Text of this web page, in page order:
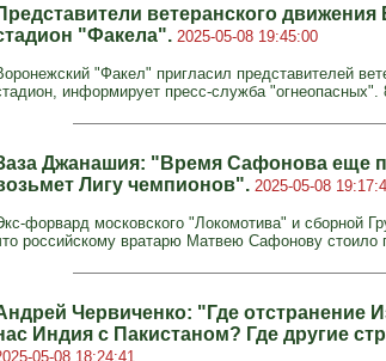
ветеранского
"Факела". 2025-05-08 19:45:00
"Факел" пригласил представителей
информирует пресс-служба
Джанашия: "Время Сафонова еще
Лигу чемпионов". 2025-05-08
форвард московского "Локомотива" и сборной
российскому вратарю Матвею Сафонову стоило
Червиченко: "Где отстранение
Индия с Пакистаном? Где другие
05-08 18:24:41